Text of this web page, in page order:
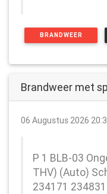
BRANDWEER
Brandweer met
06 Augustus 2026
P 1 BLB-03
THV) (Auto)
234171